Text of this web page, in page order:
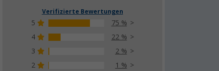
Verifizierte Bewertungen
5
75 %
4
22 %
3
2 %
2
1 %